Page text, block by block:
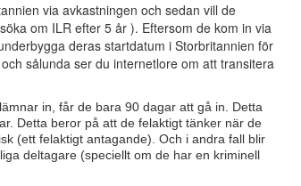
via avkastningen och sedan vill de
om ILR efter 5 år ). Eftersom de kom in via
deras startdatum i Storbritannien för
sålunda ser du internetlore om att transitera
in, får de bara 90 dagar att gå in. Detta
Detta beror på att de felaktigt tänker när de
(ett felaktigt antagande). Och i andra fall blir
deltagare (speciellt om de har en kriminell